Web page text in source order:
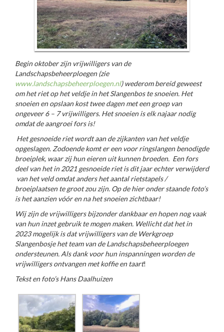
Begin oktober zijn vrijwilligers van de
Landschapsbeheerploegen (zie
www.landschapsbeheerploegen.nl) wederom bereid geweest
om het riet op het veldje in het Slangenbos te snoeien. Het
snoeien en opslaan kost twee dagen met een groep van
ongeveer 6 – 7 vrijwilligers. Het snoeien is elk najaar nodig
omdat de aangroei fors is!
Het gesnoeide riet wordt aan de zijkanten van het veldje
opgeslagen. Zodoende komt er een voor ringslangen benodigde
broeiplek, waar zij hun eieren uit kunnen broeden. Een fors
deel van het in 2021 gesnoeide riet is dit jaar echter verwijderd
van het veld omdat anders het aantal rietstapels /
broeiplaatsen te groot zou zijn. Op de hier onder staande foto’s
is het aanzien vóór en na het snoeien zichtbaar!
Wij zijn de vrijwilligers bijzonder dankbaar en hopen nog vaak
van hun inzet gebruik te mogen maken. Wellicht dat het in
2023 mogelijk is dat vrijwilligers van de Werkgroep
Slangenbosje het team van de Landschapsbeheerploegen
ondersteunen. Als dank voor hun inspanningen worden de
vrijwilligers ontvangen met koffie en taart!
Tekst en foto’s Hans Daalhuizen